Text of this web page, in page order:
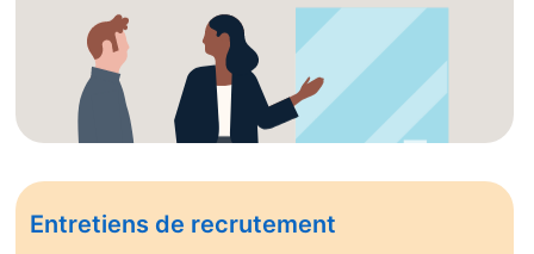
Entretiens de recrutement